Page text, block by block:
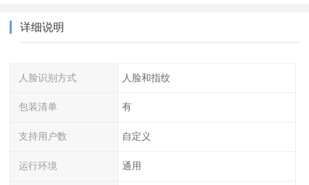
详细说明
人脸识别方式 人脸和指纹
包装清单 有
支持用户数 自定义
运行环境 通用